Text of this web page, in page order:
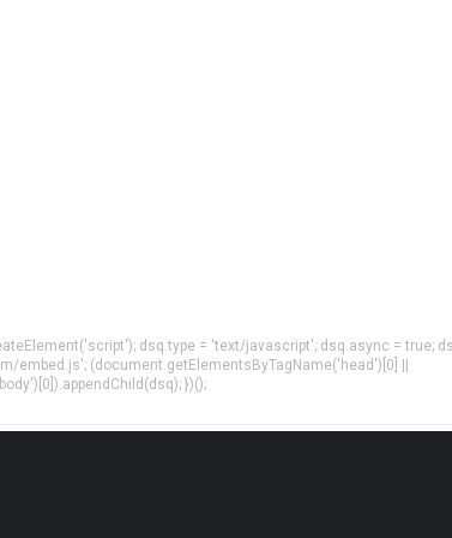
dsq.type = 'text/javascript'; dsq.async = true;
embed.js'; (document.getElementsByTagName('head')[0] ||
})();